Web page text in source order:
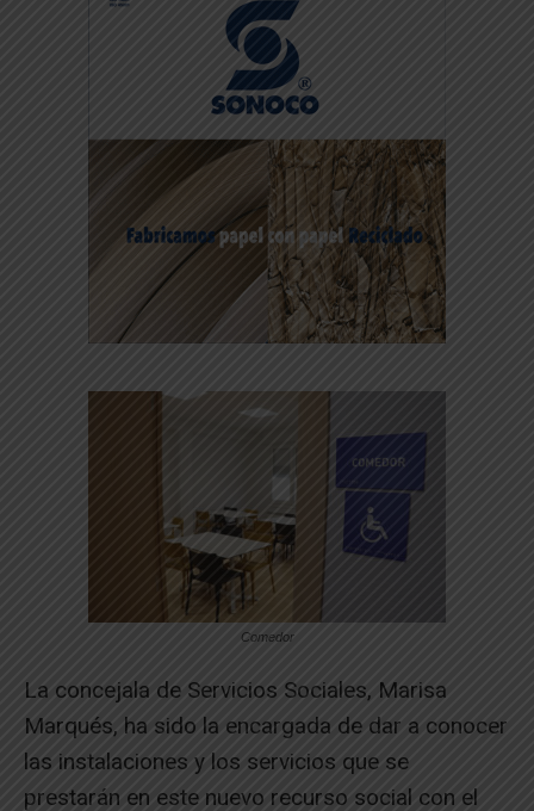
Comedor
La concejala de Servicios Sociales, Marisa
Marqués, ha sido la encargada de dar a conocer
las instalaciones y los servicios que se
prestarán en este nuevo recurso social con el